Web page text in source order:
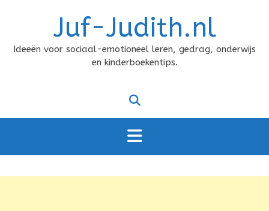
Juf-Judith.nl
Ideeën voor sociaal-emotioneel leren, gedrag, onderwijs
en kinderboekentips.